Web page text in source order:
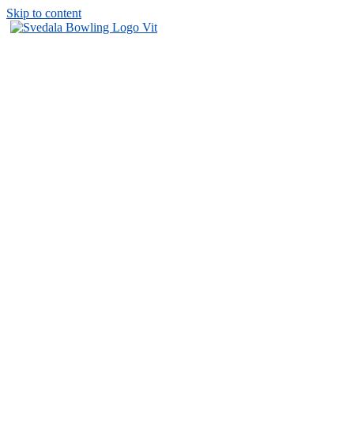
Skip to content